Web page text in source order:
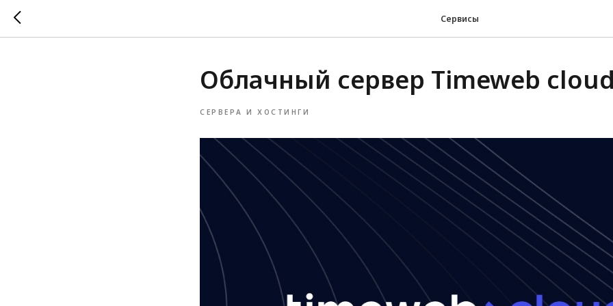
Сервисы
Облачный сервер Timeweb
СЕРВЕРА И ХОСТИНГИ